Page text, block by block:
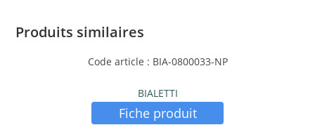
Produits similaires
Code article : BIA-0800033-NP
BIALETTI
Fiche produit